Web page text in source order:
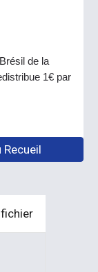
de la
1€ par